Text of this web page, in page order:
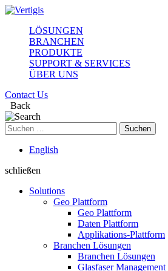
LÖSUNGEN
BRANCHEN
PRODUKTE
SUPPORT & SERVICES
ÜBER UNS
Contact Us
Back
Suchen
nach:
English
schließen
Solutions
Geo Plattform
Geo Plattform
Daten Plattform
Applikations-Plattform
Branchen Lösungen
Branchen Lösungen
Glasfaser Management